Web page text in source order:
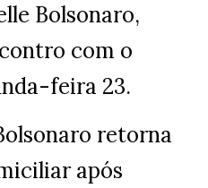
Bolsonaro,
com o
feira 23.
retorna
após